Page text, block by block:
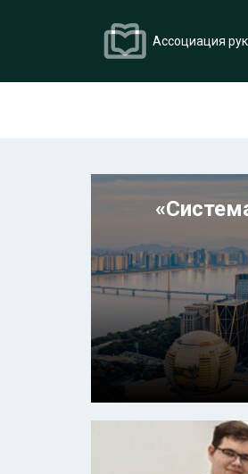
Ассоциация